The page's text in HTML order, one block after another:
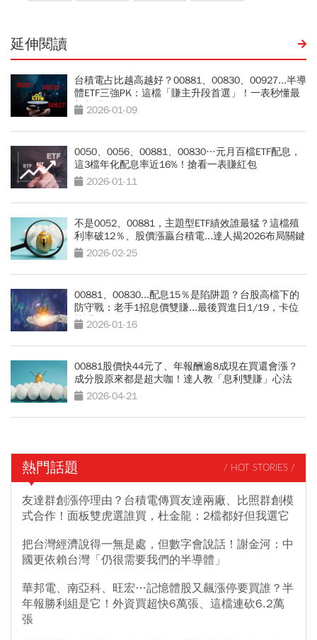
延伸閱讀
台積電占比越高越好？00881、00830、00927...半導
體ETF三強PK：這檔「賺主升段首選」！一表秒懂最
新加碼策略
2026-01-09
0050、0056、00881、00830…元月百檔ETF配息，
這3檔年化配息率近16%！搶看一表賺紅包
2026-01-11
不是0052、00881，主題型ETF績效誰最猛？這檔殖
利率破12％、股價漲贏台積電...達人揭2026布局關鍵
2026-02-25
00881、00830...配息15％是陷阱題？台股高檔下的
防守戰：老手1招息價雙賺...最後買進日1/19，卡位
快看2026-01-16
00881股價快44元了、年報酬逾8成現在買還會漲？
成分股原來都是超大咖！達人教「息利雙賺」心法
2026-04-21
熱門話題 / HOT STORIES /
友達群創漲停理由？台積電傳買友達兩廠、比照群創模
式合作！面板雙虎選誰買，杜金龍：2檔都好但我選它
把台灣經濟說得一無是處，但數字會說話！謝金河：中
國更依賴台灣「仍很需要我們的半導體」
華邦電、南亞科、旺宏…記憶體股又飆漲停要買誰？半
年報勝利組是它！外資買超快6萬張、這檔連砍6.2萬
張